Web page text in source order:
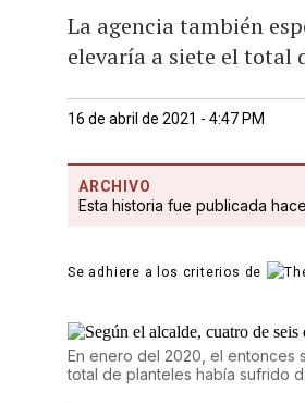
La agencia también
elevaría a siete el total
16 de abril de 2021 - 4:47 PM
ARCHIVO
Esta historia fue publicada
Se adhiere a los criterios de
En enero del 2020, el entonces
total de planteles había sufrido